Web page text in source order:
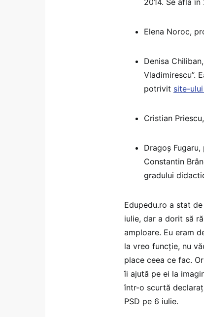
2014. Se afla
Elena Noroc,
Denisa
Vladimirescu”.
potrivit site-
Cristian
Dragoș
Constantin
gradului
Edupedu.ro a stat
iulie, dar a dorit să
amploare. Eu eram
la vreo funcție, nu
place ceea ce fac.
îi ajută pe ei la
într-o scurtă
PSD pe 6 iulie.